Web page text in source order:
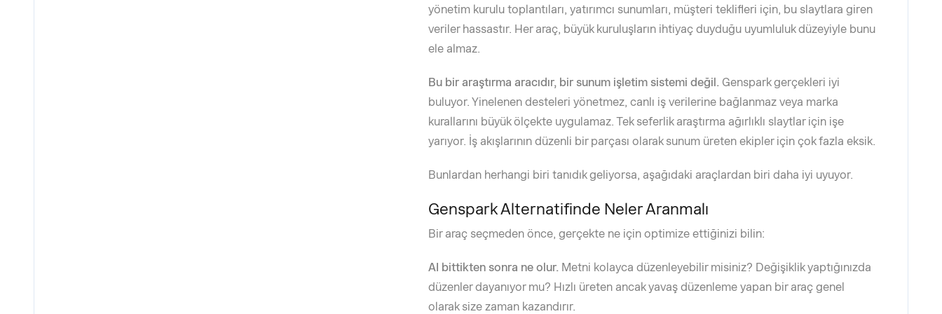
yönetim kurulu toplantıları, yatırımcı sunumları, müşteri teklifleri için, bu slaytlara giren
veriler hassastır. Her araç, büyük kuruluşların ihtiyaç duyduğu uyumluluk düzeyiyle bunu
ele almaz.
Bu bir araştırma aracıdır, bir sunum işletim sistemi değil. Genspark gerçekleri iyi
buluyor. Yinelenen desteleri yönetmez, canlı iş verilerine bağlanmaz veya marka
kurallarını büyük ölçekte uygulamaz. Tek seferlik araştırma ağırlıklı slaytlar için işe
yarıyor. İş akışlarının düzenli bir parçası olarak sunum üreten ekipler için çok fazla eksik.
Bunlardan herhangi biri tanıdık geliyorsa, aşağıdaki araçlardan biri daha iyi uyuyor.
Genspark Alternatifinde Neler Aranmalı
Bir araç seçmeden önce, gerçekte ne için optimize ettiğinizi bilin:
AI bittikten sonra ne olur.Metni kolayca düzenleyebilir misiniz? Değişiklik yaptığınızda
düzenler dayanıyor mu? Hızlı üreten ancak yavaş düzenleme yapan bir araç genel
olarak size zaman kazandırır.